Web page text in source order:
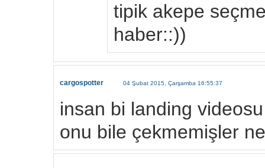
tipik akepe
haber::))
cargospotter 04 Şubat 2015, Çarşamba 16:55:37
insan bi landing
onu bile çekmemişler